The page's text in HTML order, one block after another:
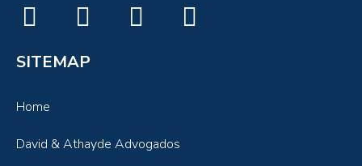
SITEMAP
Home
David & Athayde Advogados